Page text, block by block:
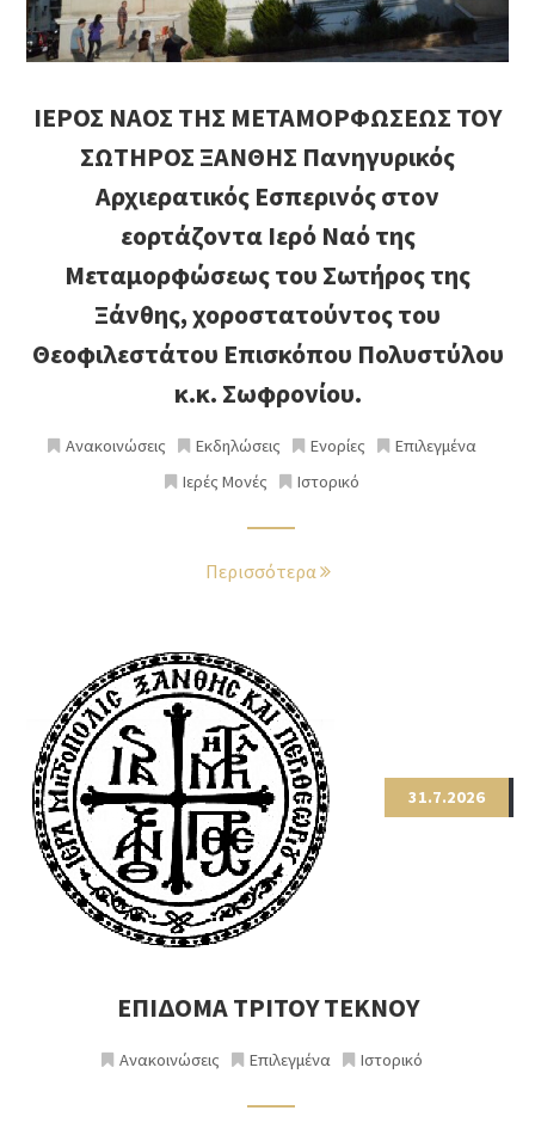
ΙΕΡΟΣ ΝΑΟΣ ΤΗΣ ΜΕΤΑΜΟΡΦΩΣΕΩΣ ΤΟΥ
ΣΩΤΗΡΟΣ ΞΑΝΘΗΣ Πανηγυρικός
Αρχιερατικός Εσπερινός στον
εορτάζοντα Ιερό Ναό της
Μεταμορφώσεως του Σωτήρος της
Ξάνθης, χοροστατούντος του
Θεοφιλεστάτου Επισκόπου Πολυστύλου
κ.κ. Σωφρονίου.
Ανακοινώσεις Εκδηλώσεις Ενορίες
Επιλεγμένα
Ιερές Μονές
Ιστορικό
Περισσότερα
31.7.2026
ΕΠΙΔΟΜΑ ΤΡΙΤΟΥ ΤΕΚΝΟΥ
Ανακοινώσεις Επιλεγμένα Ιστορικό